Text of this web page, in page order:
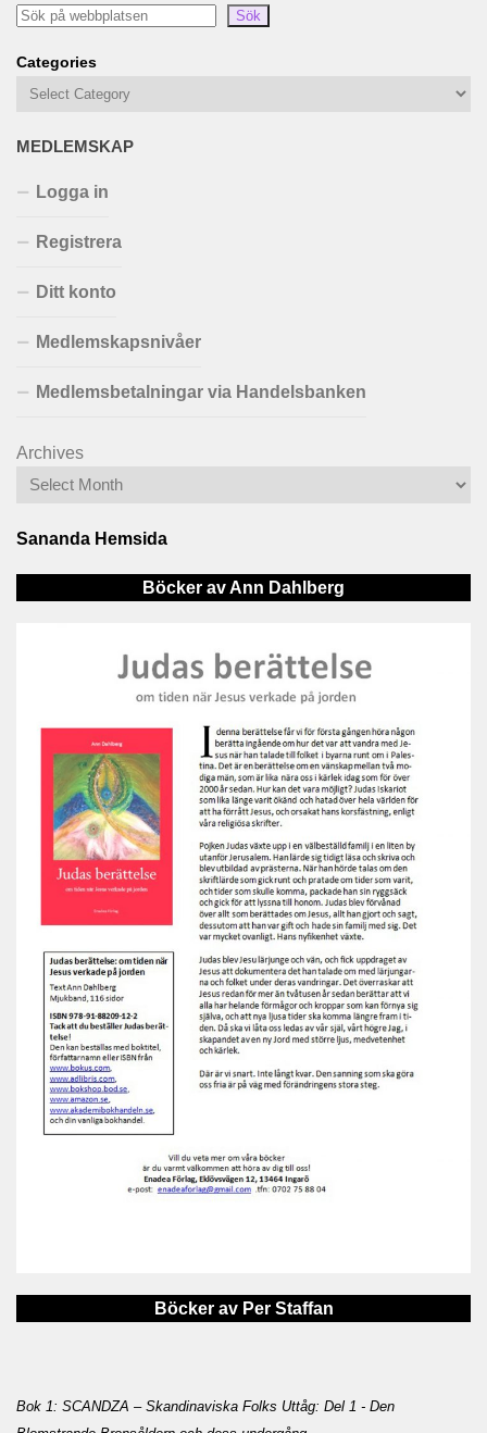
Sök
Categories
MEDLEMSKAP
Logga in
Registrera
Ditt konto
Medlemskapsnivåer
Medlemsbetalningar via Handelsbanken
Archives
Sananda Hemsida
Böcker av Ann Dahlberg
Böcker av Per Staffan
Bok 1: SCANDZA – Skandinaviska Folks Uttåg: Del 1 - Den